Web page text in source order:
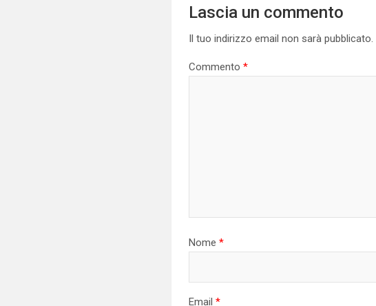
Lascia un commento
Il tuo indirizzo email non sarà pubblicato.
Commento*
Nome*
Email*